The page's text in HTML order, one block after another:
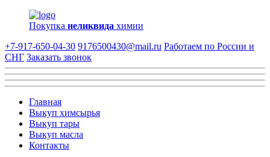
Покупка неликвида химии
+7-917-650-04-30 9176500430@mail.ru Работаем по России и
СНГ Заказать звонок
Главная
Выкуп химсырья
Выкуп тары
Выкуп масла
Контакты